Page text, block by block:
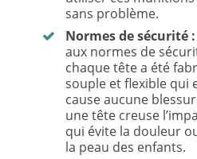
sans problème.
Normes de sécurité :
aux normes de
chaque tête a été
souple et flexible qui
cause aucune
une tête creuse
qui évite la douleur
la peau des enfants.